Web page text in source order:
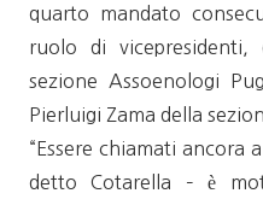
quarto mandato
ruolo di vicepresidenti,
sezione Assoenologi
Pierluigi Zama della
“Essere chiamati ancora
detto Cotarella – è